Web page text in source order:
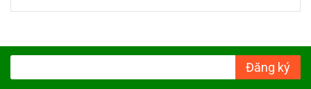
Đăng ký